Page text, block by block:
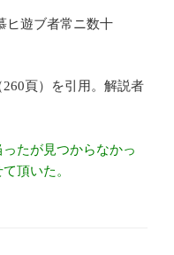
ヒ遊ブ者常ニ数十
頁）を引用。解説者
たが見つからなかっ
頂いた。